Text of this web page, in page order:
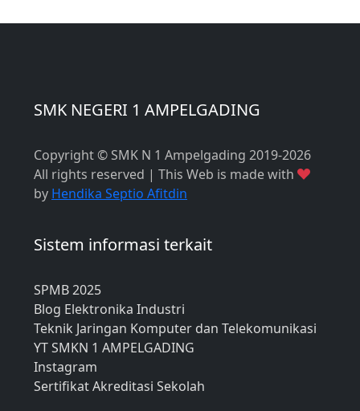
SMK NEGERI 1 AMPELGADING
Copyright © SMK N 1 Ampelgading 2019-2026
All rights reserved | This Web is made with
by Hendika Septio Afitdin
Sistem informasi terkait
SPMB 2025
Blog Elektronika Industri
Teknik Jaringan Komputer dan Telekomunikasi
YT SMKN 1 AMPELGADING
Instagram
Sertifikat Akreditasi Sekolah